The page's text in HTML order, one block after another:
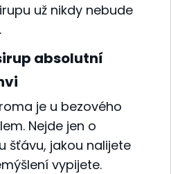
už nikdy nebude
absolutní
je u bezového
Nejde jen o
šťávu, jakou nalijete
vypijete.